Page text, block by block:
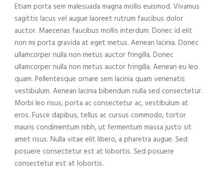
Etiam porta sem malesuada magna mollis euismod. Vivamus
sagittis lacus vel augue laoreet rutrum faucibus dolor
auctor. Maecenas faucibus mollis interdum. Donec id elit
non mi porta gravida at eget metus. Aenean lacinia. Donec
ullamcorper nulla non metus auctor fringilla. Donec
ullamcorper nulla non metus auctor fringilla. Aenean eu leo
quam. Pellentesque ornare sem lacinia quam venenatis
vestibulum. Aenean lacinia bibendum nulla sed consectetur.
Morbi leo risus, porta ac consectetur ac, vestibulum at
eros. Fusce dapibus, tellus ac cursus commodo, tortor
mauris condimentum nibh, ut fermentum massa justo sit
amet risus. Nulla vitae elit libero, a pharetra augue. Sed
posuere consectetur est at lobortis. Sed posuere
consectetur est at lobortis.